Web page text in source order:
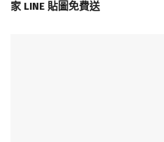
家 LINE 貼圖免費送